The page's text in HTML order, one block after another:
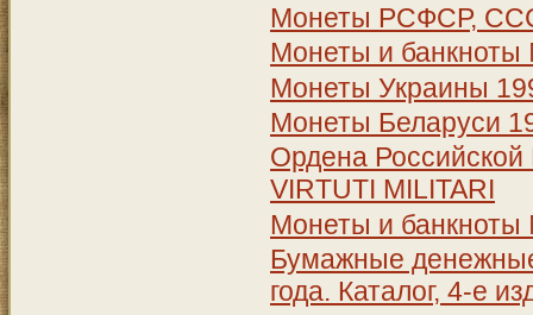
Монеты РСФСР,
Монеты и
Монеты Украины
Монеты Беларуси
Ордена
VIRTUTI MILITARI
Монеты и
Бумажные
года. Каталог, 4-е